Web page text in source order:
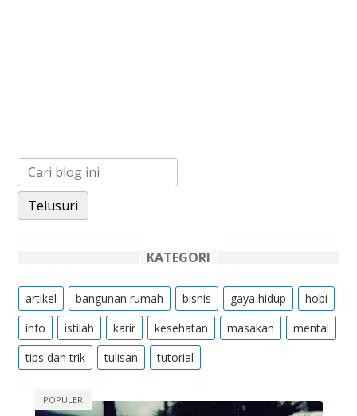
KATEGORI
artikel bangunan rumah bisnis gaya hidup
hobi
info
istilah karir kesehatan masakan
mental
tips dan trik
tulisan tutorial
POPULER